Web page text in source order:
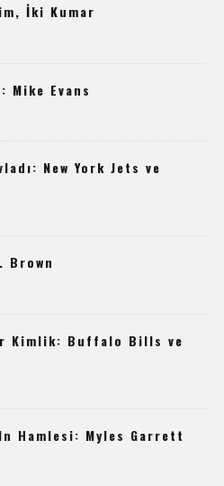
İki Kumar
Mike Evans
New York Jets ve
Brown
Kimlik: Buffalo Bills ve
Hamlesi: Myles Garrett